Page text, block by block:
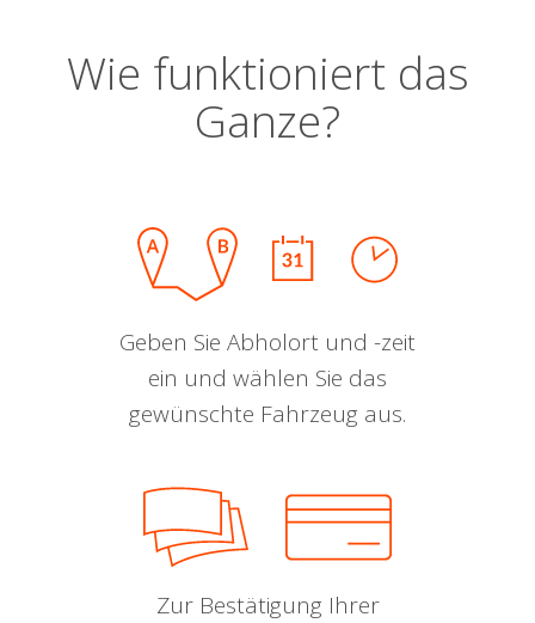
Wie funktioniert das
Ganze?
Geben Sie Abholort und -zeit
ein und wählen Sie das
gewünschte Fahrzeug aus.
Zur Bestätigung Ihrer